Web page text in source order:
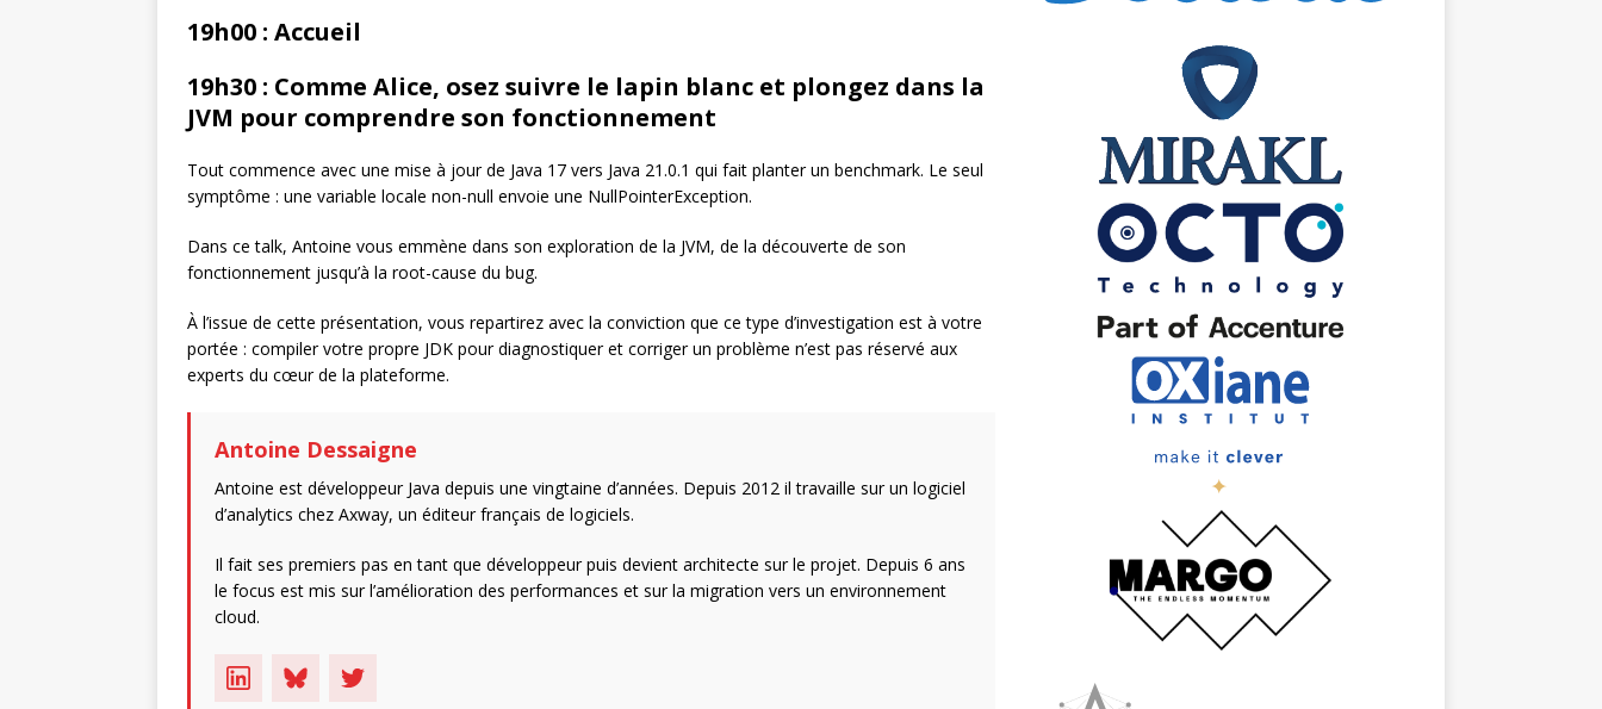
19h00 : Accueil
19h30 : Comme Alice, osez suivre le lapin blanc et plongez dans la
JVM pour comprendre son fonctionnement
Tout commence avec une mise à jour de Java 17 vers Java 21.0.1 qui fait planter un benchmark. Le seul
symptôme : une variable locale non-null envoie une NullPointerException.
Dans ce talk, Antoine vous emmène dans son exploration de la JVM, de la découverte de son
fonctionnement jusqu’à la root-cause du bug.
À l’issue de cette présentation, vous repartirez avec la conviction que ce type d’investigation est à votre
portée : compiler votre propre JDK pour diagnostiquer et corriger un problème n’est pas réservé aux
experts du cœur de la plateforme.
Antoine Dessaigne
Antoine est développeur Java depuis une vingtaine d’années. Depuis 2012 il travaille sur un logiciel
d’analytics chez Axway, un éditeur français de logiciels.
Il fait ses premiers pas en tant que développeur puis devient architecte sur le projet. Depuis 6 ans
le focus est mis sur l’amélioration des performances et sur la migration vers un environnement
cloud.